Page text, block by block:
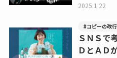
2025.1.22
#コピーの改行
ＳＮＳで
ＤとＡＤ